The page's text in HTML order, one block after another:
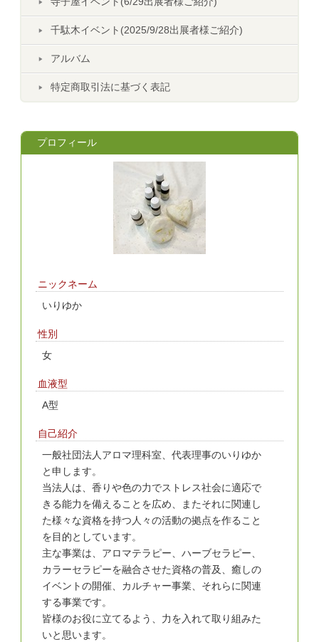
千駄木イベント(2025/9/28出展者様ご紹介)
アルバム
特定商取引法に基づく表記
プロフィール
ニックネーム
いりゆか
性別
女
血液型
A型
自己紹介
一般社団法人アロマ理科室、代表理事のいりゆか
と申します。
当法人は、香りや色の力でストレス社会に適応で
きる能力を備えることを広め、またそれに関連し
た様々な資格を持つ人々の活動の拠点を作ること
を目的としています。
主な事業は、アロマテラピー、ハーブセラピー、
カラーセラピーを融合させた資格の普及、癒しの
イベントの開催、カルチャー事業、それらに関連
する事業です。
皆様のお役に立てるよう、力を入れて取り組みた
いと思います。